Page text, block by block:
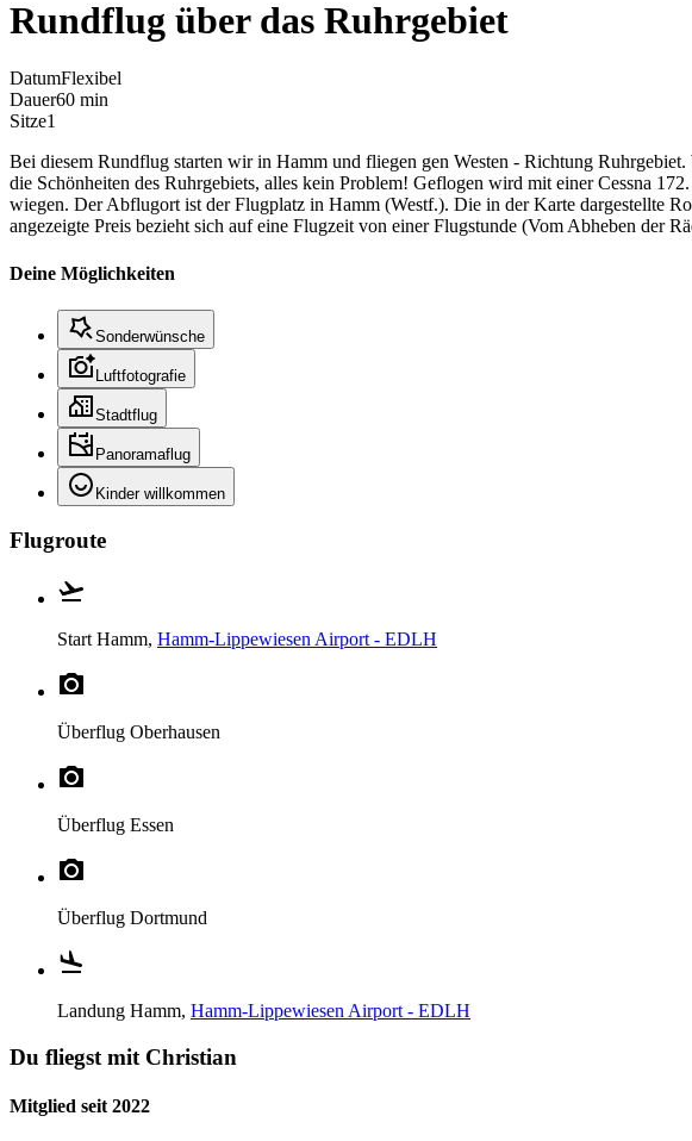
Rundflug über das Ruhrgebiet
DatumFlexibel
Dauer60 min
Sitze1
Bei diesem Rundflug starten wir in Hamm und fliegen gen Westen - Richtung
die Schönheiten des Ruhrgebiets, alles kein Problem! Geflogen wird mit einer Cessna
wiegen. Der Abflugort ist der Flugplatz in Hamm (Westf.). Die in der Karte dargestellte
angezeigte Preis bezieht sich auf eine Flugzeit von einer Flugstunde (Vom Abheben der
Deine Möglichkeiten
Sonderwünsche
Luftfotografie
Stadtflug
Panoramaflug
Kinder willkommen
Flugroute
Start Hamm, Hamm-Lippewiesen Airport - EDLH
Überflug Oberhausen
Überflug Essen
Überflug Dortmund
Landung Hamm, Hamm-Lippewiesen Airport - EDLH
Du fliegst mit Christian
Mitglied seit 2022